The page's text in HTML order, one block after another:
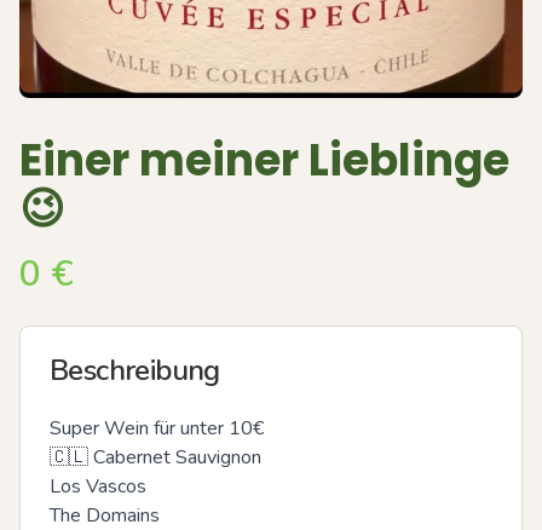
Einer meiner Lieblinge
😉
0 €
Beschreibung
Super Wein für unter 10€
🇨🇱 Cabernet Sauvignon
Los Vascos
The Domains